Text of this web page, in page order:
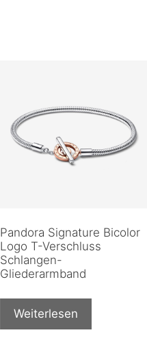
Pandora Signature Bicolor
Logo T-Verschluss
Schlangen-
Gliederarmband
Weiterlesen